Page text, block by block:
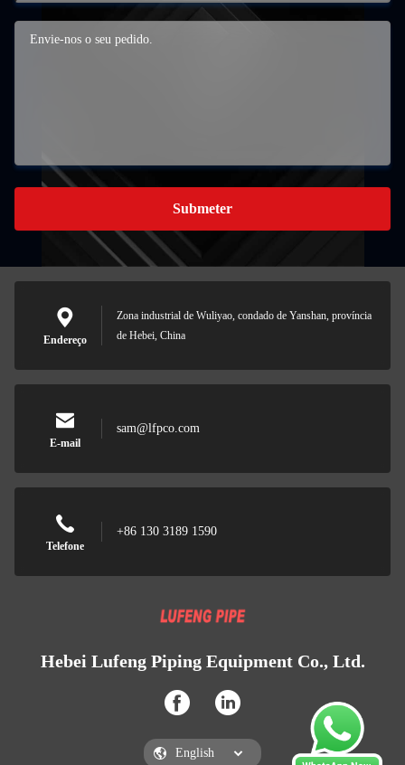
Submeter
Endereço
Zona industrial de Wuliyao, condado de Yanshan, província
de Hebei, China
E-mail
sam@lfpco.com
Telefone
+86 130 3189 1590
Hebei Lufeng Piping Equipment Co., Ltd.